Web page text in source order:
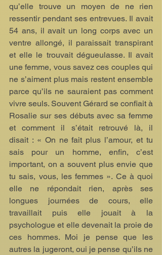
qu’elle trouve un moyen de ne rien
ressentir pendant ses entrevues. Il avait
54 ans, il avait un long corps avec un
ventre allongé, il paraissait transpirant
et elle le trouvait dégueulasse. Il avait
une femme, vous savez ces couples qui
ne s’aiment plus mais restent ensemble
parce qu’ils ne sauraient pas comment
vivre seuls. Souvent Gérard se confiait à
Rosalie sur ses débuts avec sa femme
et comment il s’était retrouvé là, il
disait : « On ne fait plus l’amour, et tu
sais pour un homme, enfin, c’est
important, on a souvent plus envie que
tu sais, vous, les femmes ». Ce à quoi
elle ne répondait rien, après ses
longues journées de cours, elle
travaillait puis elle jouait à la
psychologue et elle devenait la proie de
ces hommes. Moi je pense que les
autres la jugeront, oui je pense qu’ils ne